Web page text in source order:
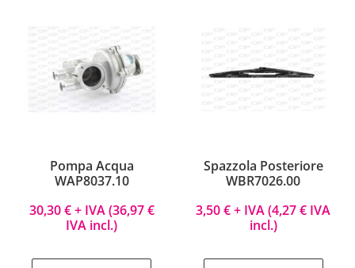
Pompa Acqua
WAP8037.10
30,30€+ IVA (36,97€
IVA incl.)
Spazzola Posteriore
WBR7026.00
3,50€+ IVA (4,27€ IVA
incl.)